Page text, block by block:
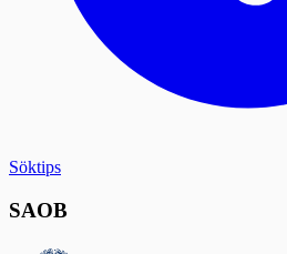
Söktips
SAOB